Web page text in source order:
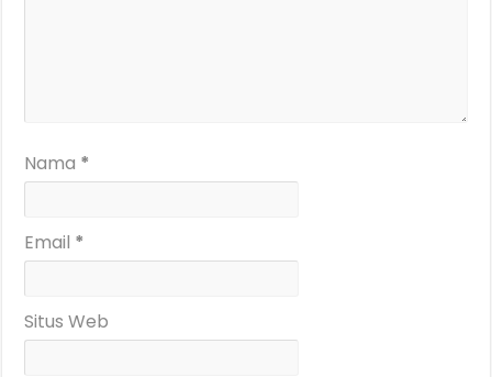
Nama *
Email *
Situs Web